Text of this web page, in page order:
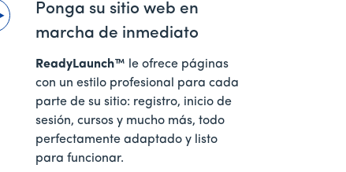
Ponga su sitio web en
marcha de inmediato
ReadyLaunch™ le ofrece páginas
con un estilo profesional para cada
parte de su sitio: registro, inicio de
sesión, cursos y mucho más, todo
perfectamente adaptado y listo
para funcionar.